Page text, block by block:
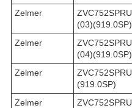
Zelmer
ZVC752SPRU
(03)(919.0SP)
Zelmer
ZVC752SPRU
(04)(919.0SP)
Zelmer
ZVC752SPRU
(919.0SP)
Zelmer
ZVC752SPRU